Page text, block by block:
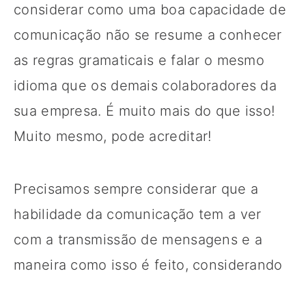
considerar como uma boa capacidade de
comunicação não se resume a conhecer
as regras gramaticais e falar o mesmo
idioma que os demais colaboradores da
sua empresa. É muito mais do que isso!
Muito mesmo, pode acreditar!
Precisamos sempre considerar que a
habilidade da comunicação tem a ver
com a transmissão de mensagens e a
maneira como isso é feito, considerando